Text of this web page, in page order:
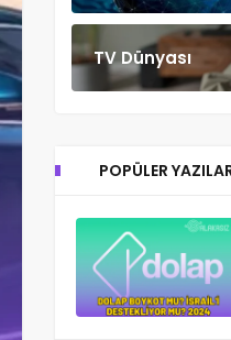
TV Dünyası
POPÜLER